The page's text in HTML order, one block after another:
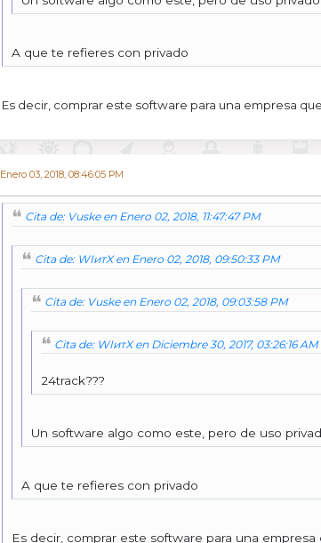
A que te refieres con privado
Es decir, comprar este software para una empresa
Enero 03, 2018, 08:46:05 PM
Cita de: Vuske en Enero 02, 2018, 11:47:47 PM
Cita de: WIитX en Enero 02, 2018, 09:50:33 PM
Cita de: Vuske en Enero 02, 2018, 09:03:58 PM
Cita de: WIитX en Diciembre 30, 2017, 03:26:16 AM
24track???
Un software algo como este, pero de uso
A que te refieres con privado
Es decir, comprar este software para una empresa